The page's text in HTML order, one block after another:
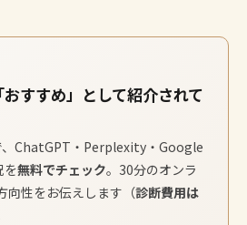
すすめ」として紹介されて
、ChatGPT・Perplexity・Google
を無料でチェック。30分のオンラ
向性をお伝えします（診断費用は